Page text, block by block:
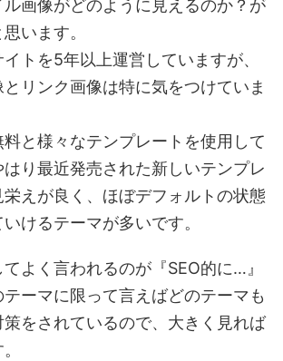
画像がどのように見えるのか？が
います。
トを5年以上運営していますが、
リンク画像は特に気をつけていま
と様々なテンプレートを使用して
はり最近発売された新しいテンプレ
えが良く、ほぼデフォルトの状態
けるテーマが多いです。
よく言われるのが『SEO的に…』
ーマに限って言えばどのテーマも
策をされているので、大きく見れば